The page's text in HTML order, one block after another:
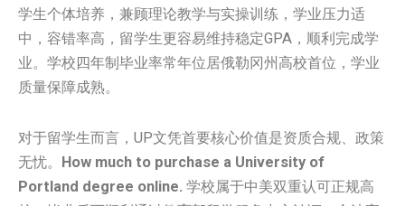
学生个体培养，兼顾理论教学与实操训练，学业压力适
中，容错率高，留学生更容易维持稳定GPA，顺利完成学
业。学校四年制毕业率常年位居俄勒冈州高校首位，学业
质量保障成熟。
对于留学生而言，UP文凭首要核心价值是资质合规、政策
无忧。
How much to purchase a University of
Portland degree online. 学校属于中美双重认可正规高